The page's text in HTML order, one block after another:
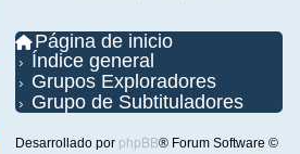
Página de inicio
Índice general
Grupos Exploradores
Grupo de Subtituladores
Desarrollado por phpBB® Forum Software ©